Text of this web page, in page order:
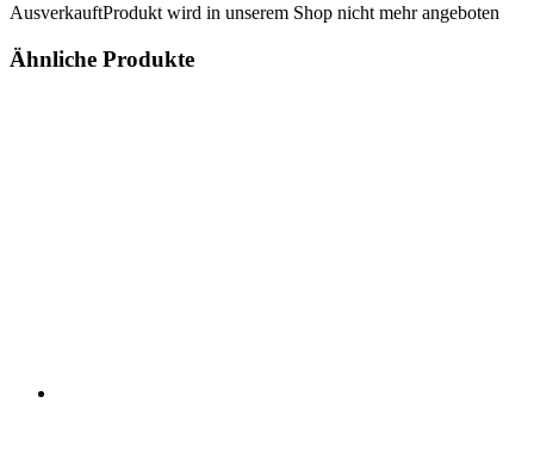
AusverkauftProdukt wird in unserem Shop nicht mehr angeboten
Ähnliche Produkte